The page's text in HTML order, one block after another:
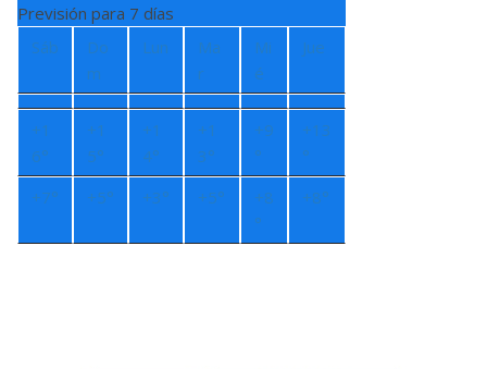
Previsión para 7 días
Sáb
Do
m
Lun
Ma
r
Mi
é
Jue
+1
6°
+1
5°
+1
4°
+1
3°
+9
°
+13
°
+7° +5° +3° +5° +8
°
+8°